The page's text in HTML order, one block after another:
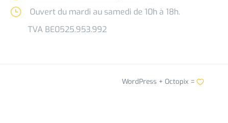
Ouvert du mardi au samedi de 10h à 18h.
TVA BE0525.953.992
WordPress + Octopix=